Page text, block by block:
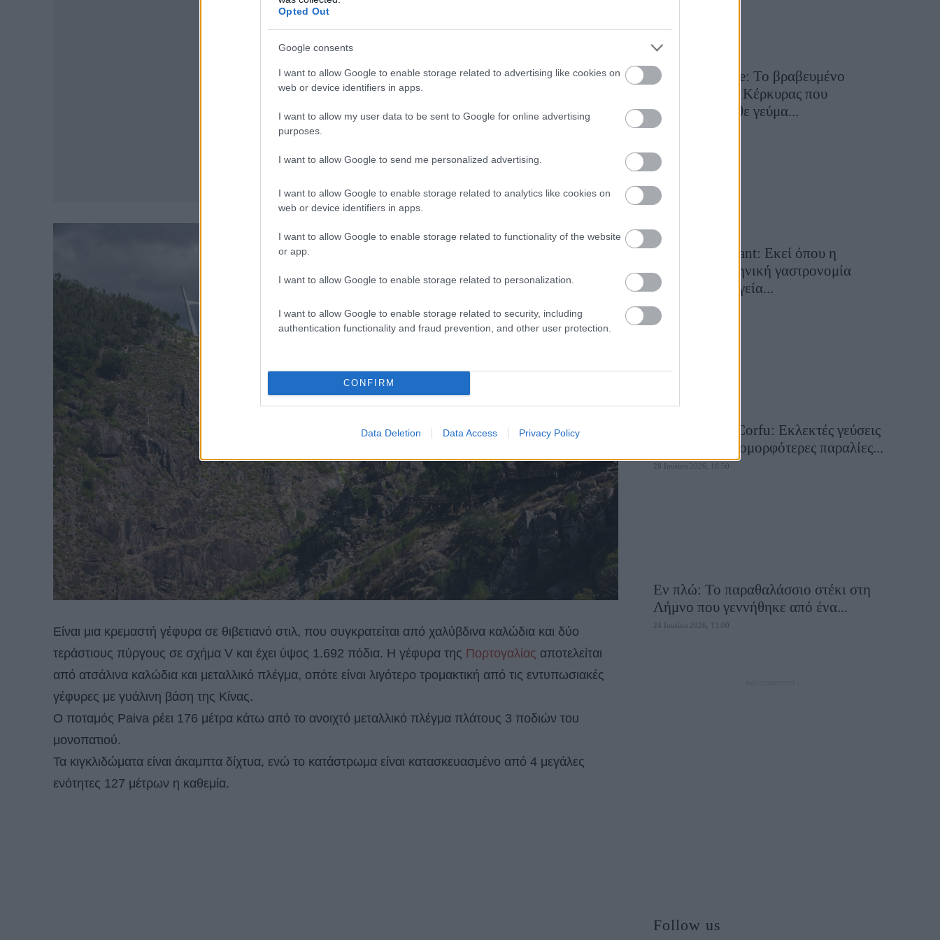
Opted Out
Google consents
I want to allow Google to enable storage related to advertising like cookies on
web or device identifiers in apps.
I want to allow my user data to be sent to Google for online advertising
purposes.
I want to allow Google to send me personalized advertising.
I want to allow Google to enable storage related to analytics like cookies on
web or device identifiers in apps.
I want to allow Google to enable storage related to functionality of the website
or app.
I want to allow Google to enable storage related to personalization.
I want to allow Google to enable storage related to security, including
authentication functionality and fraud prevention, and other user protection.
CONFIRM
Data Deletion Data Access Privacy Policy
Είναι μια κρεμαστή γέφυρα σε θιβετιανό στιλ, που συγκρατείται από χαλύβδινα καλώδια και δύο
τεράστιους πύργους σε σχήμα V και έχει ύψος 1.692 πόδια. Η γέφυρα της Πορτογαλίας αποτελείται
από ατσάλινα καλώδια και μεταλλικό πλέγμα, οπότε είναι λιγότερο τρομακτική από τις εντυπωσιακές
γέφυρες με γυάλινη βάση της Κίνας.
Ο ποταμός Paiva ρέει 176 μέτρα κάτω από το ανοιχτό μεταλλικό πλέγμα πλάτους 3 ποδιών του
μονοπατιού.
Τα κιγκλιδώματα είναι άκαμπτα δίχτυα, ενώ το κατάστρωμα είναι κατασκευασμένο από 4 μεγάλες
ενότητες 127 μέτρων η καθεμία.
Toula’s Seaside: Το βραβευμένο
εστιατόριο της Κέρκυρας που
μετατρέπει κάθε γεύμα...
28 Ιουλίου 2026, 11:05
Cavos Restaurant: Εκεί όπου η
αυθεντική ελληνική γαστρονομία
συναντά τη μαγεία...
28 Ιουλίου 2026, 10:58
Aiolia Avlaki Corfu: Εκλεκτές γεύσεις
σε μία από τις ομορφότερες παραλίες...
28 Ιουλίου 2026, 10:50
Εν πλώ: Το παραθαλάσσιο στέκι στη
Λήμνο που γεννήθηκε από ένα...
24 Ιουλίου 2026, 13:00
Follow us